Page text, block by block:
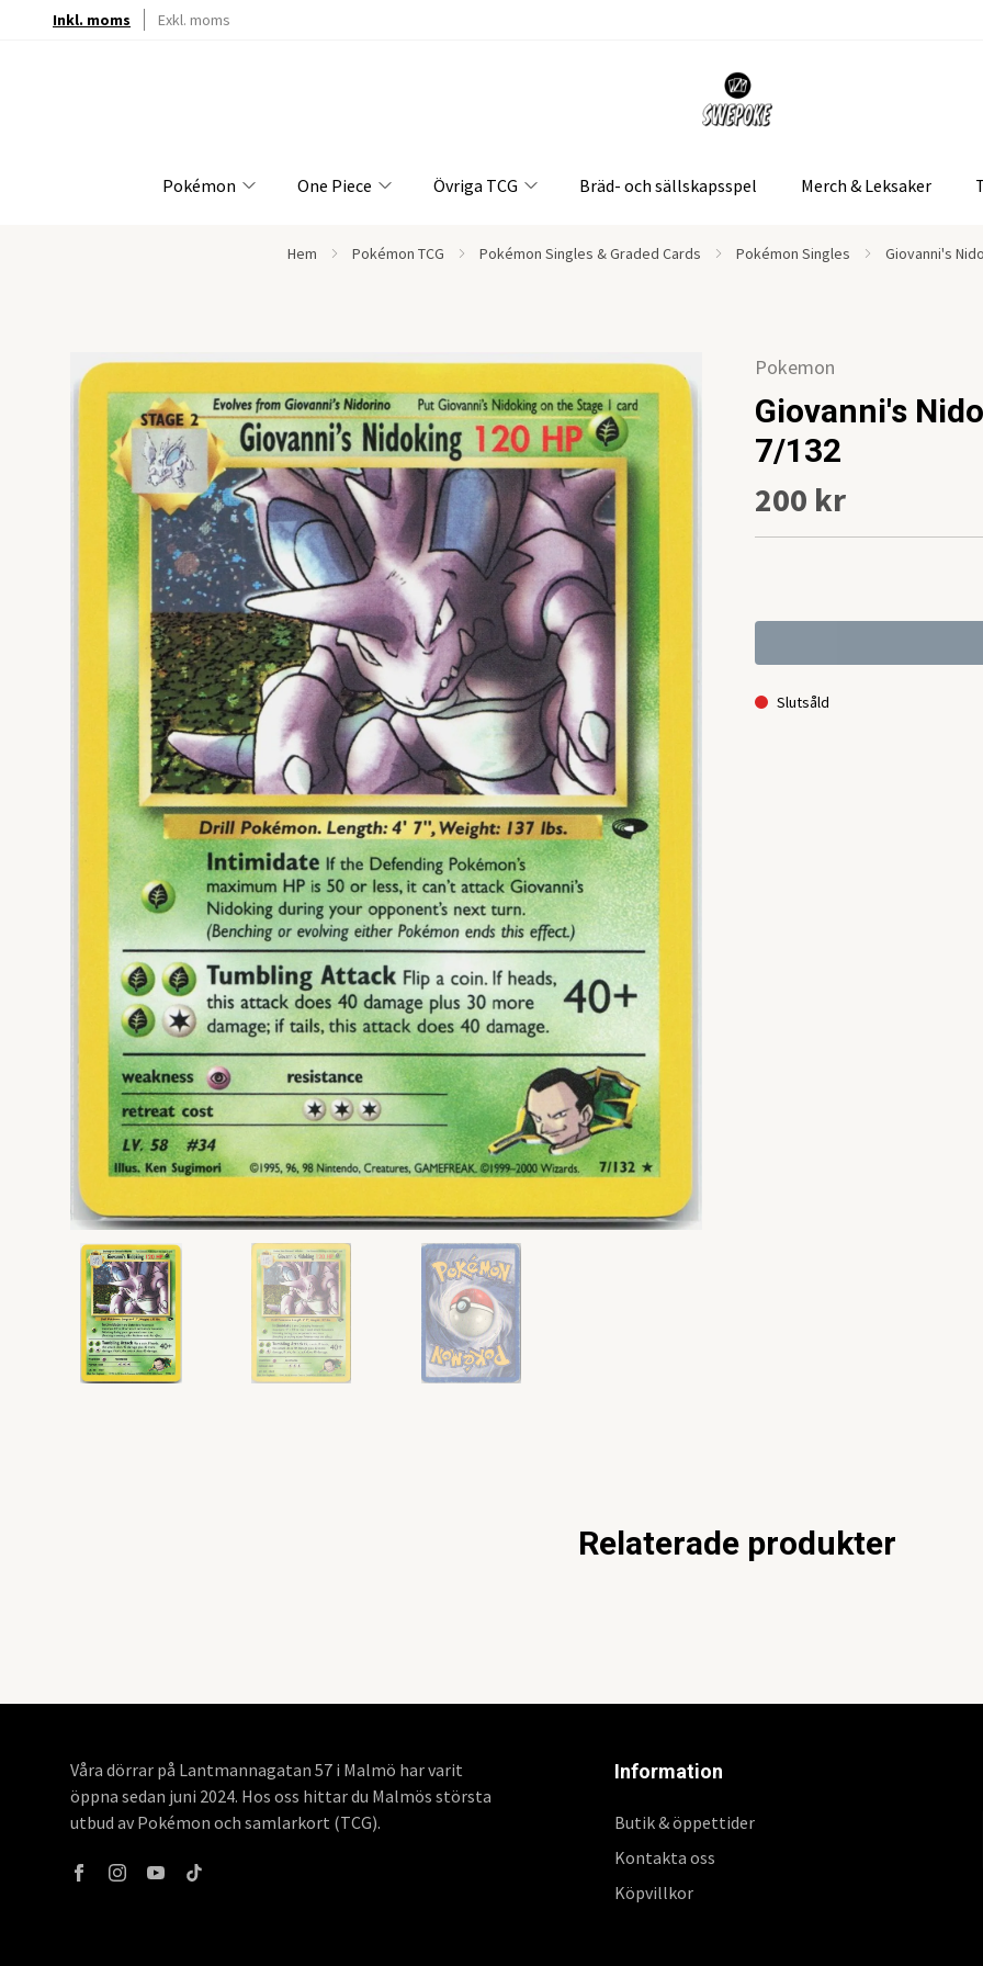
Inkl. moms Exkl. moms
Pokémon One Piece Övriga TCG Bräd- och sällskapsspel Merch & Leksaker
Hem Pokémon TCG Pokémon Singles & Graded Cards Pokémon Singles Giovanni's
Pokemon
Giovanni's
7/132
200 kr
Slutsåld
Relaterade produkter
Våra dörrar på Lantmannagatan 57 i Malmö har varit
öppna sedan juni 2024. Hos oss hittar du Malmös största
utbud av Pokémon och samlarkort (TCG).
Information
Butik & öppettider
Kontakta oss
Köpvillkor